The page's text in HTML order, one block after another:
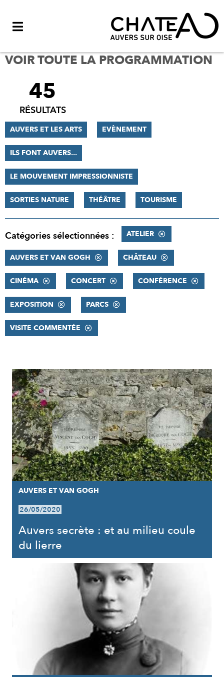
VOIR TOUTE LA PROGRAMMATION
FILTRER
RÉSULTATS
45
RÉSULTATS
AUVERS ET LES ARTS EVÈNEMENT
ILS FONT AUVERS...
LE MOUVEMENT IMPRESSIONNISTE
SORTIES NATURE THÉÂTRE TOURISME
Catégories sélectionnées : ATELIER
AUVERS ET VAN GOGH CHÂTEAU
CINÉMA CONCERT CONFÉRENCE
EXPOSITION PARCS
VISITE COMMENTÉE
RÉSULTATS
AUVERS ET VAN GOGH
26/05/2020
Auvers secrète : et au milieu coule
du lierre